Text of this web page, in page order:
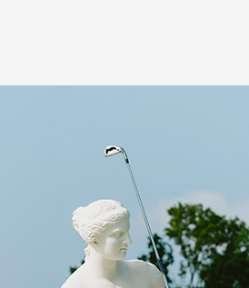
Partenaires
Crédits